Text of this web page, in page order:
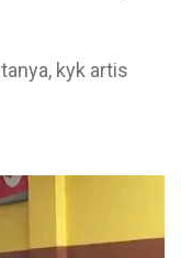
kyk artis